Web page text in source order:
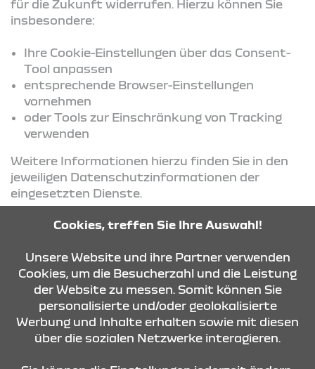
für die Zukunft widerrufen. Hierzu können Sie
insbesondere:
Ihre Cookie-Einstellungen über das Consent-
Tool anpassen
entsprechende Browser-Einstellungen
vornehmen
oder Tools zur Einschränkung von Tracking
verwenden
Weitere Informationen hierzu finden Sie in den
jeweiligen Datenschutzinformationen der
eingesetzten Dienste.
KONTAKT & ANFAHRT
ÖFFNUNGSZEITEN
Cookies, treffen Sie Ihre Auswahl!
Unsere Website und ihre Partner verwenden
Cookies, um die Besucherzahl und die Leistung
der Website zu messen. Somit können Sie
personalisierte und/oder geolokalisierte
Werbung und Inhalte erhalten sowie mit diesen
über die sozialen Netzwerke interagieren.